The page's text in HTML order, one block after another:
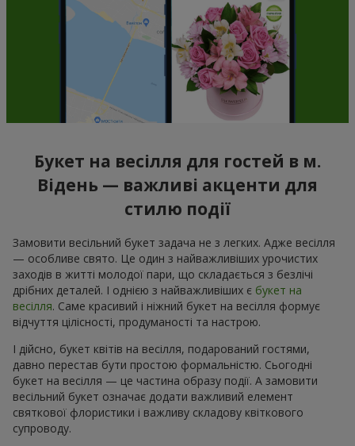
Букет на весілля для гостей в м.
Відень — важливі акценти для
стилю події
Замовити весільний букет задача не з легких. Адже весілля
— особливе свято. Це один з найважливіших урочистих
заходів в житті молодої пари, що складається з безлічі
дрібних деталей. І однією з найважливіших є букет на
весілля. Саме красивий і ніжний букет на весілля формує
відчуття цілісності, продуманості та настрою.
І дійсно, букет квітів на весілля, подарований гостями,
давно перестав бути простою формальністю. Сьогодні
букет на весілля — це частина образу події. А замовити
весільний букет означає додати важливий елемент
святкової флористики і важливу складову квіткового
супроводу.